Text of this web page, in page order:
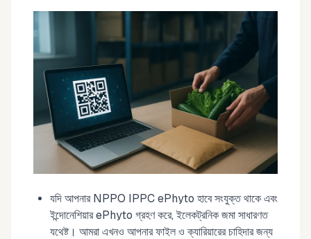
যদি আপনার NPPO IPPC ePhyto হাবে সংযুক্ত থাকে এবং
ইন্দোনেশিয়ার ePhyto গ্রহণ করে, ইলেকট্রনিক জমা সাধারণত
যথেষ্ট। আমরা এখনও আপনার ফাইল ও ক্যারিয়ারের চাহিদার জন্য